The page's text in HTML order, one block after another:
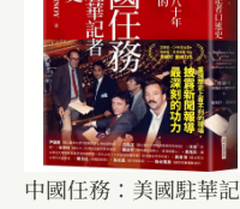
中國任務：美國駐華記